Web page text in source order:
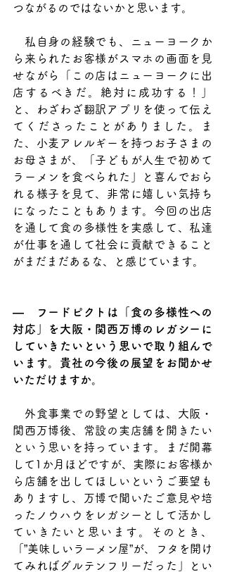
つながるのではないかと思います。
私自身の経験でも、ニューヨークか
ら来られたお客様がスマホの画面を見
せながら「この店はニューヨークに出
店するべきだ。絶対に成功する！」
と、わざわざ翻訳アプリを使って伝え
てくださったことがありました。ま
た、小麦アレルギーを持つお子さまの
お母さまが、「子どもが人生で初めて
ラーメンを食べられた」と喜んでおら
れる様子を見て、非常に嬉しい気持ち
になったこともあります。今回の出店
を通して食の多様性を実感して、私達
が仕事を通して社会に貢献できること
がまだまだあるな、と感じています。
―　フードピクトは「食の多様性への
対応」を大阪・関西万博のレガシーに
していきたいという思いで取り組んで
います。貴社の今後の展望をお聞かせ
いただけますか。
外食事業での野望としては、大阪・
関西万博後、常設の実店舗を開きたい
という思いを持っています。まだ開幕
して1か月ほどですが、実際にお客様か
ら店舗を出してほしいというご要望も
ありますし、万博で聞いたご意見や培
ったノウハウをレガシーとして活かし
ていきたいと思います。そのとき、
「”美味しいラーメン屋”が、フタを開け
てみればグルテンフリーだった」とい